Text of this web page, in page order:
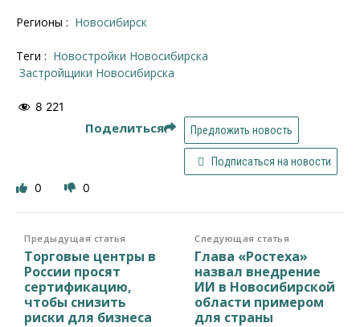
Регионы : Новосибирск
Теги :
новостройки Новосибирска
застройщики Новосибирска
8 221
Поделиться Предложить новость
Подписаться на новости
0 0
Предыдущая статья
Торговые центры в
России просят
сертификацию,
чтобы снизить
риски для бизнеса
Следующая статья
Глава «Ростеха»
назвал внедрение
ИИ в Новосибирской
области примером
для страны